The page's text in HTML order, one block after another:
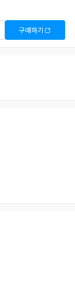
구매하기